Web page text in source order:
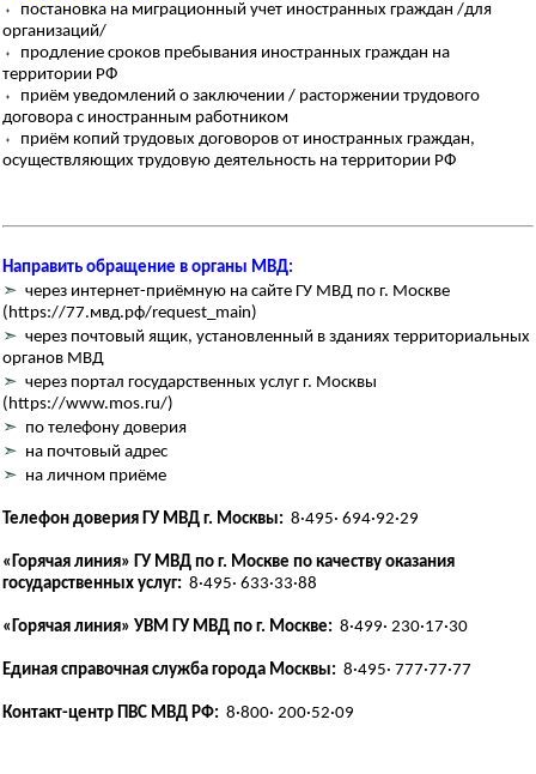
⬪
постановка на миграционный учет иностранных граждан /для
организаций/
⬪
продление сроков пребывания иностранных граждан на
территории РФ
⬪
приём уведомлений о заключении / расторжении трудового
договора с иностранным работником
⬪
приём копий трудовых договоров от иностранных граждан,
осуществляющих трудовую деятельность на территории РФ
Направить обращение в органы МВД:
➣ через интернет-приёмную на сайте ГУ МВД по г. Москве
(https://77.мвд.рф/request_main)
➣ через почтовый ящик, установленный в зданиях территориальных
органов МВД
➣ через портал государственных услуг г. Москвы
(https://www.mos.ru/)
➣ по телефону доверия
➣ на почтовый адрес
➣ на личном приёме
Телефон доверия ГУ МВД г. Москвы: 8·495· 694·92·29
«Горячая линия» ГУ МВД по г. Москве по качеству оказания
государственных услуг: 8·495· 633·33·88
«Горячая линия» УВМ ГУ МВД по г. Москве: 8·499· 230·17·30
Единая справочная служба города Москвы: 8·495· 777·77·77
Контакт-центр ПВС МВД РФ: 8·800· 200·52·09